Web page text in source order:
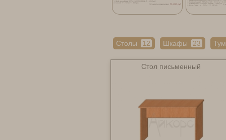
Столы 12 Шкафы 23
Стол письменный